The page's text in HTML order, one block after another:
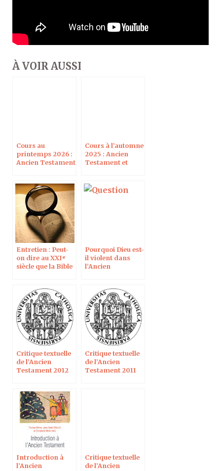
À VOIR AUSSI
Cours au
printemps 2026 :
Ancien Testament
Cours à l’automne
2025 : Ancien
Testament et
Entretien : Peut-
on dire au XXIᵉ
siècle que la Bible
Pourquoi Dieu est-
il violent dans
l’Ancien
Nouveau
Testament ?
Critique textuelle
de l’Ancien
Testament 2012
Critique textuelle
de l’Ancien
Testament 2011
Introduction à
l’Ancien
Critique textuelle
de l’Ancien